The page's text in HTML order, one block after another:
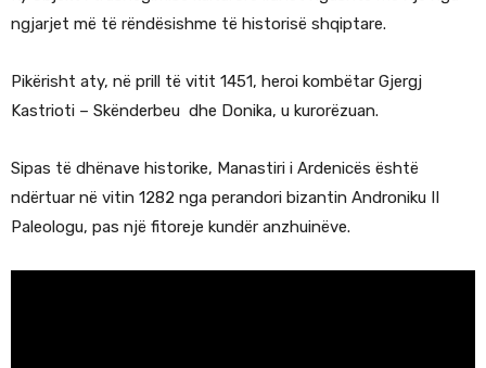
ngjarjet më të rëndësishme të historisë shqiptare.
Pikërisht aty, në prill të vitit 1451, heroi kombëtar Gjergj
Kastrioti – Skënderbeu dhe Donika, u kurorëzuan.
Sipas të dhënave historike, Manastiri i Ardenicës është
ndërtuar në vitin 1282 nga perandori bizantin Androniku II
Paleologu, pas një fitoreje kundër anzhuinëve.